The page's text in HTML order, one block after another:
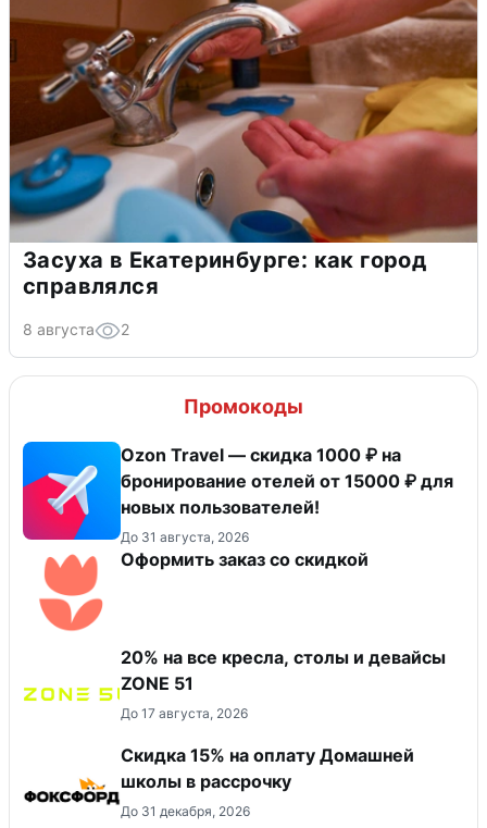
Засуха в Екатеринбурге: как город
справлялся
8 августа 2
Промокоды
Ozon Travel — скидка 1000 ₽ на
бронирование отелей от 15000 ₽ для
новых пользователей!
До 31 августа, 2026
Оформить заказ со скидкой
20% на все кресла, столы и девайсы
ZONE 51
До 17 августа, 2026
Скидка 15% на оплату Домашней
школы в рассрочку
До 31 декабря, 2026